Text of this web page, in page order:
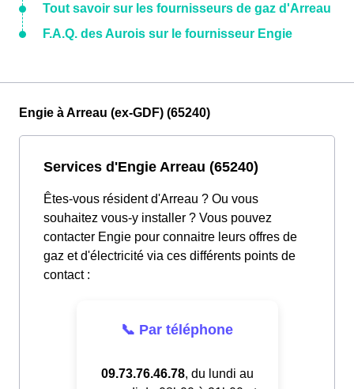
Tout savoir sur les fournisseurs de gaz d'Arreau
F.A.Q. des Aurois sur le fournisseur Engie
Engie à Arreau (ex-GDF) (65240)
Services d'Engie Arreau (65240)
Êtes-vous résident d'Arreau ? Ou vous
souhaitez vous-y installer ? Vous pouvez
contacter Engie pour connaitre leurs offres de
gaz et d'électricité via ces différents points de
contact :
📞 Par téléphone
09.73.76.46.78, du lundi au